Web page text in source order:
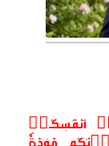
أَنفُسِكُمۡ